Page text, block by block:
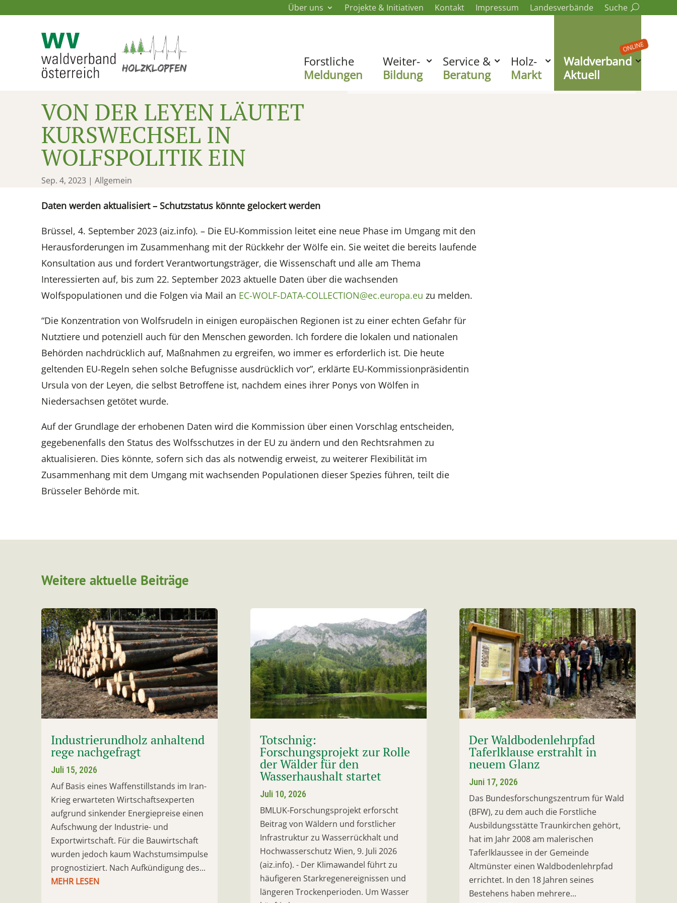
Über uns Projekte & Initiativen Kontakt Impressum Landesverbände Suche
Forstliche
Meldungen
Weiter-
Bildung
Service &
Beratung
Holz-
Markt
ONLINE
Waldverband
Aktuell
VON DER LEYEN LÄUTET
KURSWECHSEL IN
WOLFSPOLITIK EIN
Sep. 4, 2023 | Allgemein
Daten werden aktualisiert – Schutzstatus könnte gelockert werden
Brüssel, 4. September 2023 (aiz.info). – Die EU-Kommission leitet eine neue Phase im Umgang mit den
Herausforderungen im Zusammenhang mit der Rückkehr der Wölfe ein. Sie weitet die bereits laufende
Konsultation aus und fordert Verantwortungsträger, die Wissenschaft und alle am Thema
Interessierten auf, bis zum 22. September 2023 aktuelle Daten über die wachsenden
Wolfspopulationen und die Folgen via Mail an EC-WOLF-DATA-COLLECTION@ec.europa.eu zu melden.
“Die Konzentration von Wolfsrudeln in einigen europäischen Regionen ist zu einer echten Gefahr für
Nutztiere und potenziell auch für den Menschen geworden. Ich fordere die lokalen und nationalen
Behörden nachdrücklich auf, Maßnahmen zu ergreifen, wo immer es erforderlich ist. Die heute
geltenden EU-Regeln sehen solche Befugnisse ausdrücklich vor”, erklärte EU-Kommissionpräsidentin
Ursula von der Leyen, die selbst Betroffene ist, nachdem eines ihrer Ponys von Wölfen in
Niedersachsen getötet wurde.
Auf der Grundlage der erhobenen Daten wird die Kommission über einen Vorschlag entscheiden,
gegebenenfalls den Status des Wolfsschutzes in der EU zu ändern und den Rechtsrahmen zu
aktualisieren. Dies könnte, sofern sich das als notwendig erweist, zu weiterer Flexibilität im
Zusammenhang mit dem Umgang mit wachsenden Populationen dieser Spezies führen, teilt die
Brüsseler Behörde mit.
Weitere aktuelle Beiträge
Industrierundholz anhaltend
rege nachgefragt
Juli 15, 2026
Auf Basis eines Waffenstillstands im Iran-
Krieg erwarteten Wirtschaftsexperten
aufgrund sinkender Energiepreise einen
Aufschwung der Industrie- und
Exportwirtschaft. Für die Bauwirtschaft
wurden jedoch kaum Wachstumsimpulse
prognostiziert. Nach Aufkündigung des...
MEHR LESEN
Totschnig:
Forschungsprojekt zur Rolle
der Wälder für den
Wasserhaushalt startet
Juli 10, 2026
BMLUK-Forschungsprojekt erforscht
Beitrag von Wäldern und forstlicher
Infrastruktur zu Wasserrückhalt und
Hochwasserschutz Wien, 9. Juli 2026
(aiz.info). - Der Klimawandel führt zu
häufigeren Starkregenereignissen und
längeren Trockenperioden. Um Wasser
Der Waldbodenlehrpfad
Taferlklause erstrahlt in
neuem Glanz
Juni 17, 2026
Das Bundesforschungszentrum für Wald
(BFW), zu dem auch die Forstliche
Ausbildungsstätte Traunkirchen gehört,
hat im Jahr 2008 am malerischen
Taferlklaussee in der Gemeinde
Altmünster einen Waldbodenlehrpfad
errichtet. In den 18 Jahren seines
Bestehens haben mehrere...